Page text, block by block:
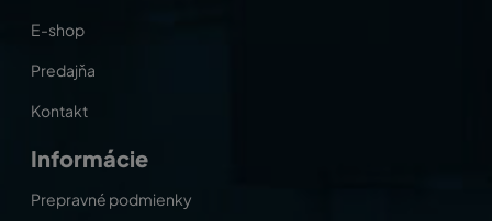
E-shop
Predajňa
Kontakt
Informácie
Prepravné podmienky